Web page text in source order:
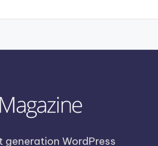
generation WordPress